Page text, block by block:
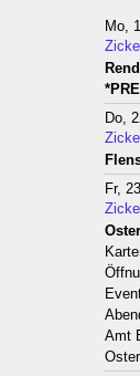
Mo,
Do,
Fr,
Amt